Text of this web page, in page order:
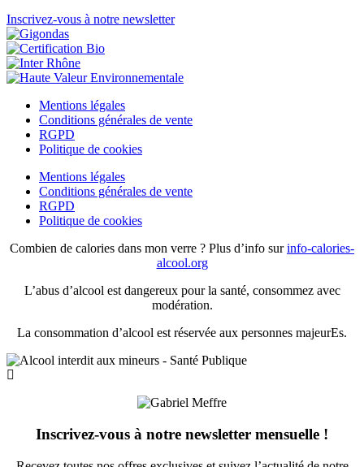
Inscrivez-vous à notre newsletter
Mentions légales
Conditions générales de vente
RGPD
Politique de cookies
Mentions légales
Conditions générales de vente
RGPD
Politique de cookies
Combien de calories dans mon verre ? Plus d’info surinfo-calories-
alcool.org
L’abus d’alcool est dangereux pour la santé, consommez avec
modération.
La consommation d’alcool est réservée aux personnes majeurEs.
Inscrivez-vous à notre newsletter mensuelle !